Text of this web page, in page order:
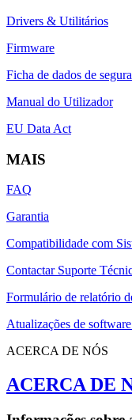
Drivers & Utilitários
Firmware
Ficha de dados de
Manual do Utilizador
EU Data Act
MAIS
FAQ
Garantia
Compatibilidade com
Contactar Suporte
Formulário de relatório
Atualizações de
ACERCA DE NÓS
ACERCA DE